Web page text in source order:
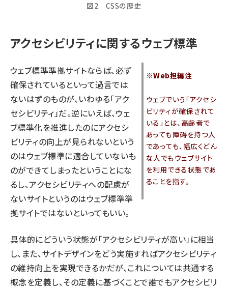
図2 CSSの歴史
アクセシビリティに関するウェブ標準
※Web担編注
ウェブでいう「アクセシ
ビリティが確保されて
いる」とは、高齢者で
あっても障碍を持つ人
であっても、幅広くどん
な人でもウェブサイト
を利用できる状態であ
ることを指す。
ウェブ標準準拠サイトならば、必ず
確保されているといって過言では
ないはずのものが、いわゆる「アク
セシビリティ」だ。逆にいえば、ウェ
ブ標準化を推進したのにアクセシ
ビリティの向上が見られないという
のはウェブ標準に適合していないも
のができてしまったということにな
るし、アクセシビリティへの配慮が
ないサイトというのはウェブ標準準
拠サイトではないといってもいい。
具体的にどういう状態が「アクセシビリティが高い」に相当
し、また、サイトデザインをどう実施すればアクセシビリティ
の維持向上を実現できるかだが、これについては共通する
概念を定義し、その定義に基づくことで誰でもアクセシビリ